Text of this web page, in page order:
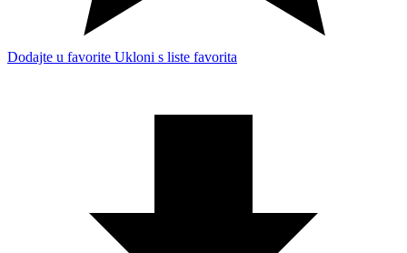
Dodajte u favorite Ukloni s liste favorita